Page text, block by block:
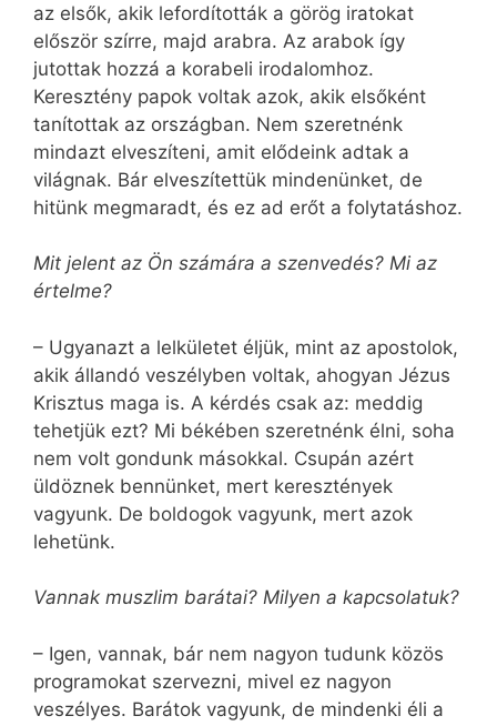
az elsők, akik lefordították a görög iratokat
először szírre, majd arabra. Az arabok így
jutottak hozzá a korabeli irodalomhoz.
Keresztény papok voltak azok, akik elsőként
tanítottak az országban. Nem szeretnénk
mindazt elveszíteni, amit elődeink adtak a
világnak. Bár elveszítettük mindenünket, de
hitünk megmaradt, és ez ad erőt a folytatáshoz.
Mit jelent az Ön számára a szenvedés? Mi az
értelme?
– Ugyanazt a lelkületet éljük, mint az apostolok,
akik állandó veszélyben voltak, ahogyan Jézus
Krisztus maga is. A kérdés csak az: meddig
tehetjük ezt? Mi békében szeretnénk élni, soha
nem volt gondunk másokkal. Csupán azért
üldöznek bennünket, mert keresztények
vagyunk. De boldogok vagyunk, mert azok
lehetünk.
Vannak muszlim barátai? Milyen a kapcsolatuk?
– Igen, vannak, bár nem nagyon tudunk közös
programokat szervezni, mivel ez nagyon
veszélyes. Barátok vagyunk, de mindenki éli a